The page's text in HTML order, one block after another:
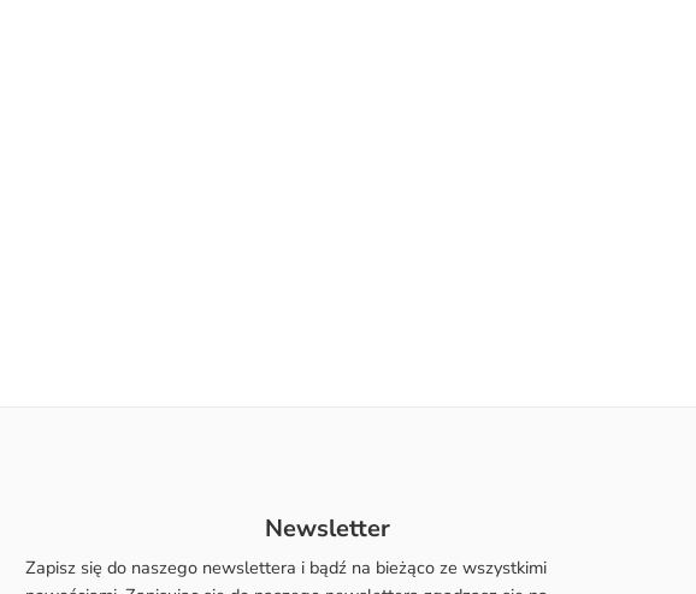
Newsletter
Zapisz się do naszego newslettera i bądź na bieżąco ze wszystkimi